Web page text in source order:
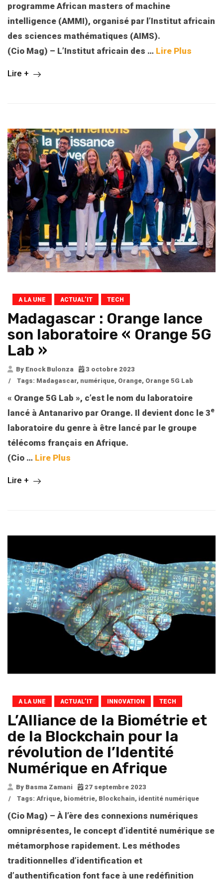
programme African masters of machine
intelligence (AMMI), organisé par l’Institut africain
des sciences mathématiques (AIMS).
(Cio Mag) – L’Institut africain des … Lire Plus
Lire +
A LA UNE ACTUAL’IT TECH
Madagascar : Orange lance
son laboratoire « Orange 5G
Lab »
By Enock Bulonza
3 octobre 2023
/
Tags: Madagascar, numérique, Orange, Orange 5G Lab
« Orange 5G Lab », c’est le nom du laboratoire
lancé à Antanarivo par Orange. Il devient donc le 3e
laboratoire du genre à être lancé par le groupe
télécoms français en Afrique.
(Cio … Lire Plus
Lire +
A LA UNE ACTUAL’IT INNOVATION TECH
L’Alliance de la Biométrie et
de la Blockchain pour la
révolution de l’Identité
Numérique en Afrique
By Basma Zamani
27 septembre 2023
/
Tags: Afrique, biométrie, Blockchain, identité numérique
(Cio Mag) – À l’ère des connexions numériques
omniprésentes, le concept d’identité numérique se
métamorphose rapidement. Les méthodes
traditionnelles d’identification et
d’authentification font face à une redéfinition